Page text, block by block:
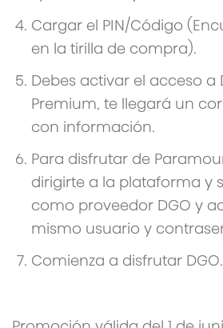
Cargar el PIN/Código
en la tirilla de compra).
Debes activar el acceso a
Premium, te llegará un
con información.
Para disfrutar de
dirigirte a la plataforma y
como proveedor DGO y
mismo usuario y
Comienza a disfrutar DGO.